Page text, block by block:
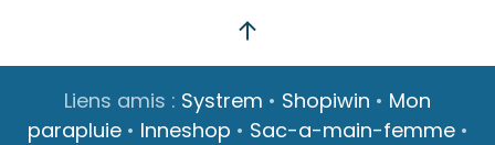
Liens amis : Systrem • Shopiwin • Mon
parapluie• Inneshop • Sac-a-main-femme•